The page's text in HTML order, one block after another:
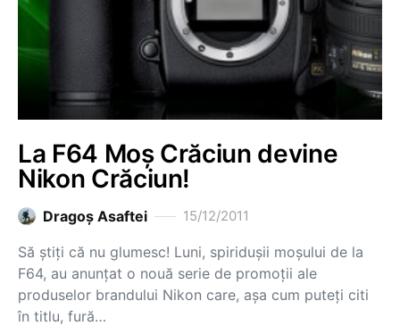
La F64 Moș Crăciun devine
Nikon Crăciun!
Dragoş Asaftei 15/12/2011
Să știți că nu glumesc! Luni, spiridușii moșului de la
F64, au anunțat o nouă serie de promoții ale
produselor brandului Nikon care, așa cum puteți citi
în titlu, fură…